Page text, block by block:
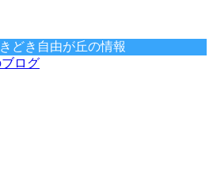
どき自由が丘の情報
ログ